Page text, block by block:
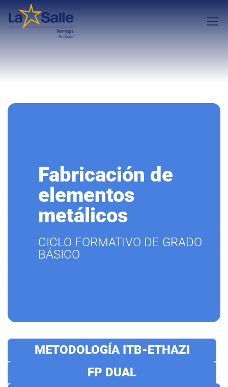
Fabricación de
elementos
metálicos
CICLO FORMATIVO DE GRADO
BÁSICO
METODOLOGÍA ITB-ETHAZI
FP DUAL